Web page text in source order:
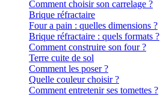
Comment choisir son carrelage ?
Brique réfractaire
Four a pain : quelles dimensions ?
Brique réfractaire : quels formats ?
Comment construire son four ?
Terre cuite de sol
Comment les poser ?
Quelle couleur choisir ?
Comment entretenir ses tomettes ?